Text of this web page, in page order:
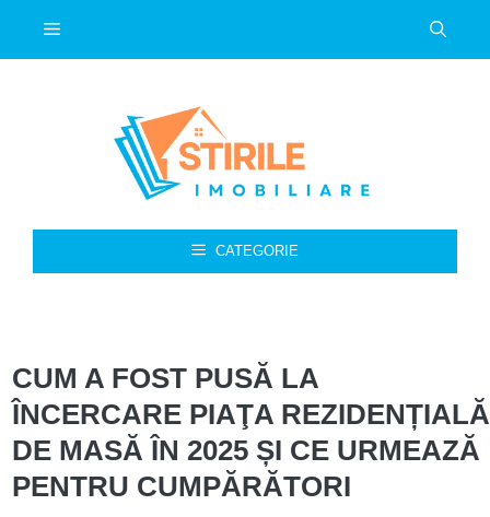
Meniu
CATEGORIE
CUM A FOST PUSĂ LA
ÎNCERCARE PIAŢA REZIDENȚIALĂ
DE MASĂ ÎN 2025 ȘI CE URMEAZĂ
PENTRU CUMPĂRĂTORI